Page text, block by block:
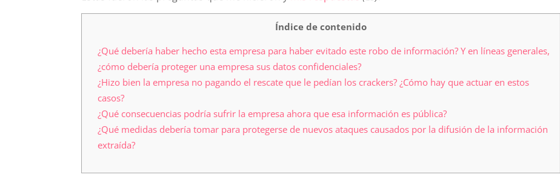
Índice de contenido
¿Qué debería haber hecho esta empresa para haber evitado este robo de información? Y en líneas generales,
¿cómo debería proteger una empresa sus datos confidenciales?
¿Hizo bien la empresa no pagando el rescate que le pedían los crackers? ¿Cómo hay que actuar en estos
casos?
¿Qué consecuencias podría sufrir la empresa ahora que esa información es pública?
¿Qué medidas debería tomar para protegerse de nuevos ataques causados por la difusión de la información
extraída?